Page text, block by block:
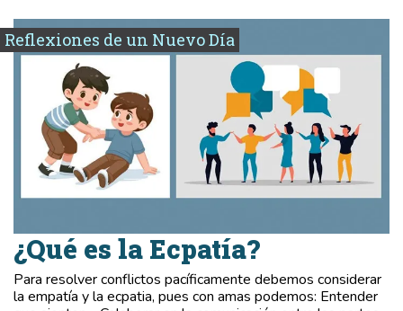
Reflexiones de un Nuevo Día
¿Qué es la Ecpatía?
Para resolver conflictos pacíficamente debemos considerar
la empatía y la ecpatia, pues con amas podemos: Entender